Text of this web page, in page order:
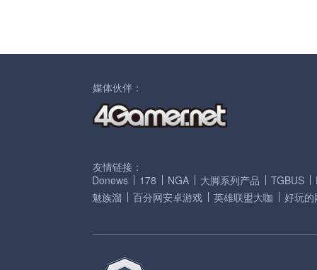
媒体伙伴：
友情链接：
Donews
178 NGA 大脚系列产品 TGBUS
魅族溜
百分网安卓游戏 英雄联盟大咖 好玩的